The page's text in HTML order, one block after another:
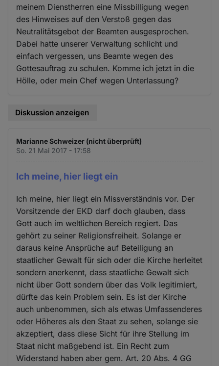
meinem Dienstherren eine Missbilligung wegen
des Hinweises auf den Verstoß gegen das
Neutralitätsgebot der Beamten ausgesprochen.
Dabei hatte unserer Verwaltung schlicht und
einfach vergessen, uns Beamte wegen des
Gottesauftrag zu schulen. Komme ich jetzt in die
Hölle, oder mein Chef wegen Unterlassung?
Diskussion anzeigen
Marianne Schweizer (nicht überprüft)
So. 21 Mai 2017 - 17:58
Ich meine, hier liegt ein
Ich meine, hier liegt ein Missverständnis vor. Der
Vorsitzende der EKD darf doch glauben, dass
Gott auch im weltlichen Bereich regiert. Das
gehört zu seiner Religionsfreiheit. Solange er
daraus keine Ansprüche auf Beteiligung an
staatlicher Gewalt für sich oder die Kirche herleitet
sondern anerkennt, dass staatliche Gewalt sich
nicht über Gott sondern über das Volk legitimiert,
dürfte das kein Problem sein. Es ist der Kirche
auch unbenommen, sich als etwas Umfassenderes
oder Höheres als den Staat zu sehen, solange sie
akzeptiert, dass diese Sicht für ihre Stellung im
Staat nicht maßgebend ist. Ein Recht zum
Widerstand haben aber gem. Art. 20 Abs. 4 GG